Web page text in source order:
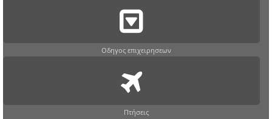
Οδηγος επιχειρησεων
Πτήσεις